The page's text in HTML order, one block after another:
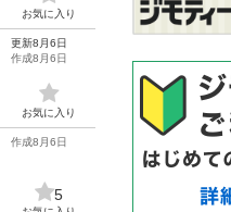
お気に入り
更新8月6日
作成8月6日
お気に入り
作成8月6日
5